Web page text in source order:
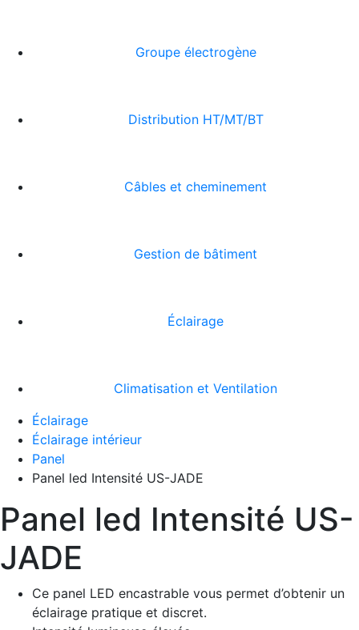
Groupe électrogène
Distribution HT/MT/BT
Câbles et cheminement
Gestion de bâtiment
Éclairage
Climatisation et Ventilation
Éclairage
Éclairage intérieur
Panel
Panel led Intensité US-JADE
Panel led Intensité US-
JADE
Ce panel LED encastrable vous permet d’obtenir un
éclairage pratique et discret.